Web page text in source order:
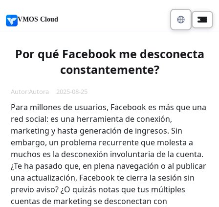
VMOS Cloud
Por qué Facebook me desconecta
constantemente?
Autor:Autora 2025-08-25
Para millones de usuarios, Facebook es más que una
red social: es una herramienta de conexión,
marketing y hasta generación de ingresos. Sin
embargo, un problema recurrente que molesta a
muchos es la desconexión involuntaria de la cuenta.
¿Te ha pasado que, en plena navegación o al publicar
una actualización, Facebook te cierra la sesión sin
previo aviso? ¿O quizás notas que tus múltiples
cuentas de marketing se desconectan con